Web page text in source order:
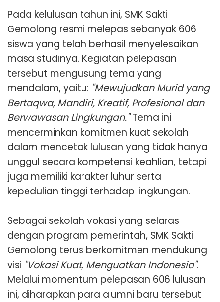
Pada kelulusan tahun ini, SMK Sakti
Gemolong resmi melepas sebanyak 606
siswa yang telah berhasil menyelesaikan
masa studinya. Kegiatan pelepasan
tersebut mengusung tema yang
mendalam, yaitu: "Mewujudkan Murid yang
Bertaqwa, Mandiri, Kreatif, Profesional dan
Berwawasan Lingkungan."Tema ini
mencerminkan komitmen kuat sekolah
dalam mencetak lulusan yang tidak hanya
unggul secara kompetensi keahlian, tetapi
juga memiliki karakter luhur serta
kepedulian tinggi terhadap lingkungan.
Sebagai sekolah vokasi yang selaras
dengan program pemerintah, SMK Sakti
Gemolong terus berkomitmen mendukung
visi "Vokasi Kuat, Menguatkan Indonesia".
Melalui momentum pelepasan 606 lulusan
ini, diharapkan para alumni baru tersebut